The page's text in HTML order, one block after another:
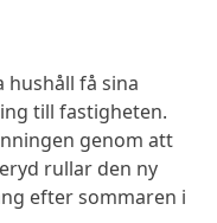
hushåll få sina
till fastigheten.
genom att
rullar den ny
efter sommaren i